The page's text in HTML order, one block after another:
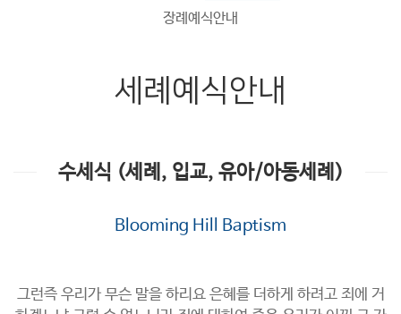
장례예식안내
세례예식안내
수세식 (세례, 입교, 유아/아동세례)
Blooming Hill Baptism
그런즉 우리가 무슨 말을 하리요 은혜를 더하게 하려고 죄에 거